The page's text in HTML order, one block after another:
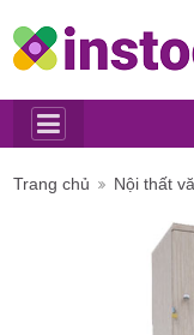
Trang chủ Nội thất